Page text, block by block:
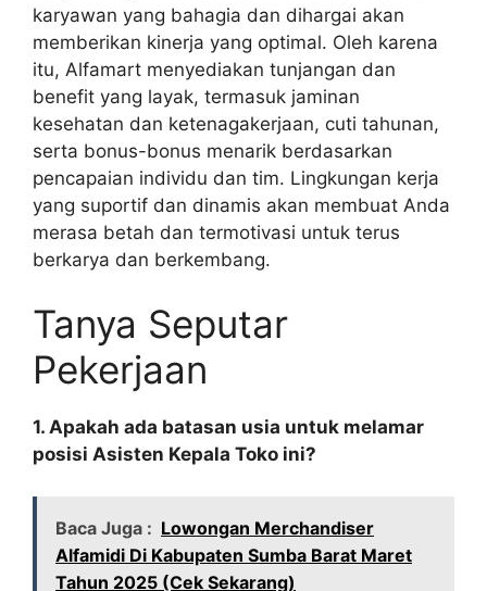
karyawan yang bahagia dan dihargai akan
memberikan kinerja yang optimal. Oleh karena
itu, Alfamart menyediakan tunjangan dan
benefit yang layak, termasuk jaminan
kesehatan dan ketenagakerjaan, cuti tahunan,
serta bonus-bonus menarik berdasarkan
pencapaian individu dan tim. Lingkungan kerja
yang suportif dan dinamis akan membuat Anda
merasa betah dan termotivasi untuk terus
berkarya dan berkembang.
Tanya Seputar
Pekerjaan
1. Apakah ada batasan usia untuk melamar
posisi Asisten Kepala Toko ini?
Baca Juga : Lowongan Merchandiser
Alfamidi Di Kabupaten Sumba Barat Maret
Tahun 2025 (Cek Sekarang)